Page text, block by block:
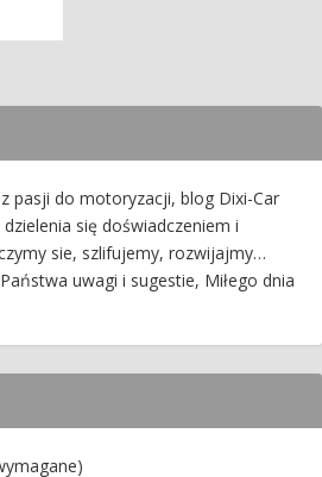
pasji do motoryzacji, blog Dixi-Car
się doświadczeniem i
sie, szlifujemy, rozwijajmy…
uwagi i sugestie, Miłego dnia